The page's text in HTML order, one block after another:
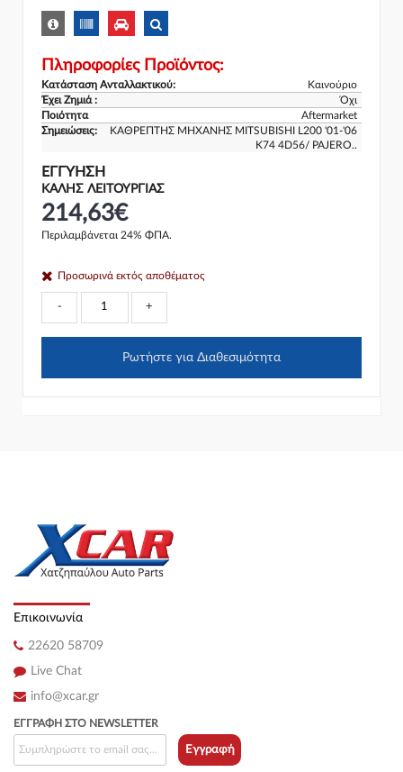
Πληροφορίες Προϊόντος:
Κατάσταση Ανταλλακτικού:
Καινούριο
Έχει Ζημιά :
Όχι
Ποιότητα
Aftermarket
Σημειώσεις:
ΚΑΘΡΕΠΤΗΣ ΜΗΧΑΝΗΣ MITSUBISHI L200 '01-'06
K74 4D56/ PAJERO..
ΕΓΓΎΗΣΗ
ΚΑΛΗΣ ΛΕΙΤΟΥΡΓΙΑΣ
214,63€
Περιλαμβάνεται 24% ΦΠΑ.
Προσωρινά εκτός αποθέματος
- +
Ρωτήστε για Διαθεσιμότητα
Επικοινωνία
22620 58709
Live Chat
info@xcar.gr
ΕΓΓΡΑΦΉ ΣΤΟ NEWSLETTER
Εγγραφή